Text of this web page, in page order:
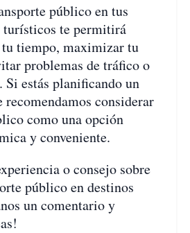
público en tus
turísticos te permitirá
tiempo, maximizar tu
problemas de tráfico o
Si estás planificando un
considerar
como una opción
y conveniente.
o consejo sobre
público en destinos
un comentario y